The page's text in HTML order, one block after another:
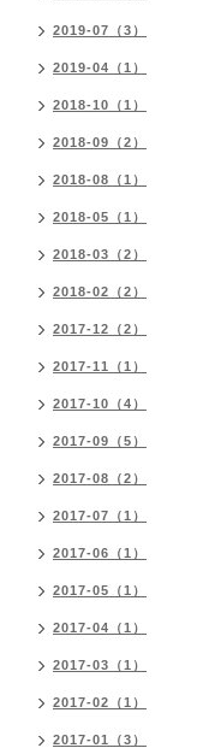
2019-07（3）
2019-04（1）
2018-10（1）
2018-09（2）
2018-08（1）
2018-05（1）
2018-03（2）
2018-02（2）
2017-12（2）
2017-11（1）
2017-10（4）
2017-09（5）
2017-08（2）
2017-07（1）
2017-06（1）
2017-05（1）
2017-04（1）
2017-03（1）
2017-02（1）
2017-01（3）